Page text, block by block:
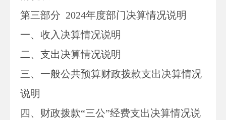
第三部分 2024年度部门决算情况说明
一、收入决算情况说明
二、支出决算情况说明
三、一般公共预算财政拨款支出决算情况
说明
四、财政拨款“三公”经费支出决算情况说